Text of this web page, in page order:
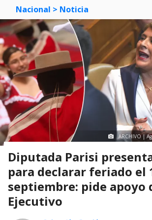
Nacional > Noticia
ARCHIVO |
Diputada Parisi
para declarar feriado el
septiembre: pide apoyo
Ejecutivo